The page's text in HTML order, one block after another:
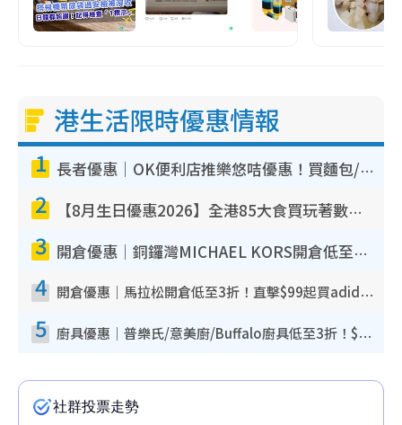
港生活限時優惠情報
1 長者優惠｜OK便利店推樂悠咭優惠！買麵包/牛奶/保健品拍卡即減
2 【8月生日優惠2026】全港85大食買玩著數攻略 自助餐/火鍋放題同行免費＋誠品/DONKI送現金券
3 開倉優惠｜銅鑼灣MICHAEL KORS開倉低至17折！直擊$500起買手袋/銀包/鞋款 必買經典Jet Set系列
4 開倉優惠｜馬拉松開倉低至3折！直擊$99起買adidas／New Balance／Puma鞋款 STANLEY保溫杯劈價至$119起
5 廚具優惠｜普樂氏/意美廚/Buffalo廚具低至3折！$89起買煎鍋／炒鑊／個人鍋 同場小家電激減至$99起